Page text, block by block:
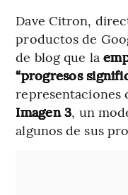
Dave Citron,
productos de
de blog que la
“progresos
representaciones
Imagen 3, un
algunos de sus